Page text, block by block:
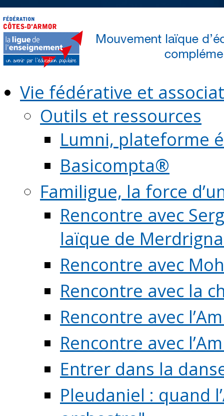
Vie fédérative et
Outils et ressources
Lumni, plateforme
Basicompta®
Familigue, la force
Rencontre avec
laïque de
Rencontre avec
Rencontre avec la
Rencontre avec
Rencontre avec
Entrer dans la
Pleudaniel : quand